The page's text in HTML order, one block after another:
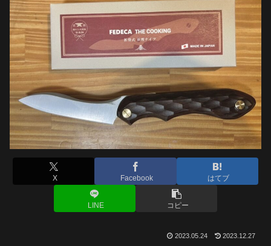
X Facebook はてブ
LINE コピー
2023.05.24 2023.12.27